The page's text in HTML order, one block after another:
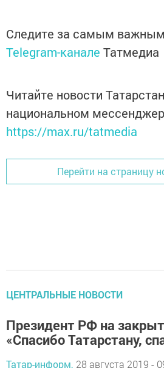
Следите за самым
Telegram-канале Татмедиа
Читайте новости
национальном
https://max.ru/tatmedia
Перейти на страницу
ЦЕНТРАЛЬНЫЕ НОВОСТИ
Президент РФ на
«Спасибо Татарстану,
Татар-информ, 28 августа 2019 -